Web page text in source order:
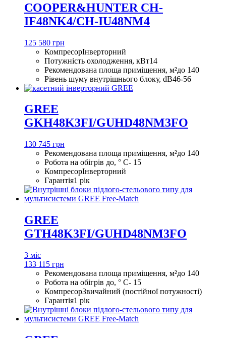
COOPER&HUNTER CH-
IF48NK4/CH-IU48NM4
125 580 грн
КомпресорІнверторний
Потужність охолодження, кВт14
Рекомендована площа приміщення, м²до 140
Рівень шуму внутрішнього блоку, dB46-56
GREE
GKH48K3FI/GUHD48NM3FO
130 745 грн
Рекомендована площа приміщення, м²до 140
Робота на обігрів до, ° С- 15
КомпресорІнверторний
Гарантія1 рік
GREE
GTH48K3FI/GUHD48NM3FO
3 міс
133 115 грн
Рекомендована площа приміщення, м²до 140
Робота на обігрів до, ° С- 15
КомпресорЗвичайний (постійної потужності)
Гарантія1 рік